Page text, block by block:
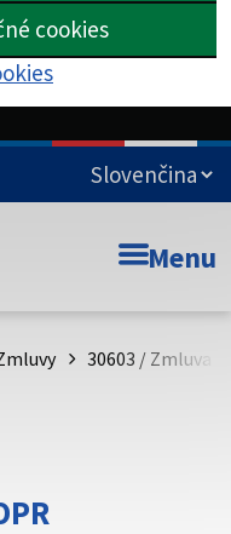
cookies
informácie iba
stránka
webového sídla.
Menu
30603 / Zmluva